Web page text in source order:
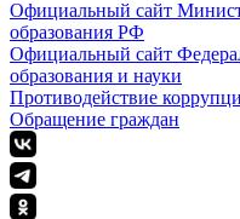
Официальный сайт
образования РФ
Официальный сайт
образования и науки
Противодействие
Обращение граждан